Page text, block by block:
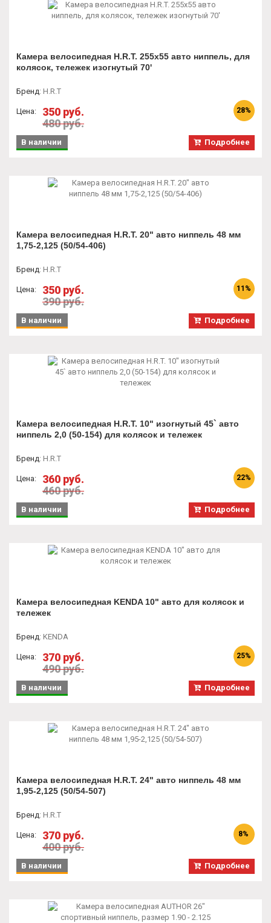
Камера велосипедная H.R.T. 255x55 авто ниппель, для
колясок, тележек изогнутый 70'
Бренд: H.R.T
Цена:
350 руб.
480 руб.
28%
Подробнее
В наличии
Камера велосипедная H.R.T. 20" авто ниппель 48 мм
1,75-2,125 (50/54-406)
Бренд: H.R.T
Цена:
350 руб.
390 руб.
11%
Подробнее
В наличии
Камера велосипедная H.R.T. 10" изогнутый 45` авто
ниппель 2,0 (50-154) для колясок и тележек
Бренд: H.R.T
Цена:
360 руб.
460 руб.
22%
Подробнее
В наличии
Камера велосипедная KENDA 10" авто для колясок и
тележек
Бренд: KENDA
Цена:
370 руб.
490 руб.
25%
Подробнее
В наличии
Камера велосипедная H.R.T. 24" авто ниппель 48 мм
1,95-2,125 (50/54-507)
Бренд: H.R.T
Цена:
370 руб.
400 руб.
8%
Подробнее
В наличии